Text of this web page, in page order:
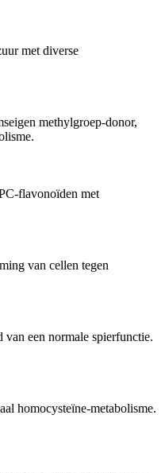
met diverse
methylgroep-donor,
flavonoïden met
van cellen tegen
een normale spierfunctie.
homocysteïne-metabolisme.